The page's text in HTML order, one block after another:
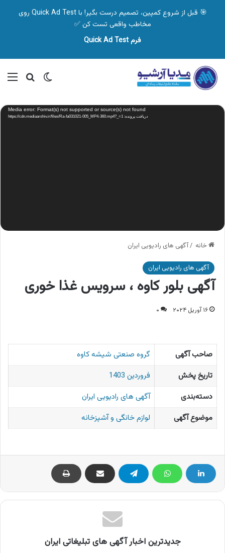
🎯 قبل از شروع کمپین، تصمیم درست بگیر! با Quick Ad Test روی
مخاطب واقعی تست کن ✅
فرم Quick Ad Test
تغییر پوسته
نمایشگر
ویدیو Media error: Format(s) not supported or source(s) not found
دریافت پرونده: https://cdn.mediaarshiv.ir/files/Ra-fa031021-005_MP4-360.mp4?_=1
خانه /آگهی های رادیویی ایران
آگهی های رادیویی ایران
آگهی بلور کاوه ، سرویس غذا خوری
۱۶ آوریل ۲۰۲۴ ۰
صاحب آگهی
گروه صنعتی شیشه کاوه
تاریخ پخش
فروردین 1403
دسته‌بندی
آگهی های رادیویی ایران
موضوع آگهی
لوازم خانگی و آشپزخانه
جدیدترین اخبار آگهی های تبلیغاتی ایران